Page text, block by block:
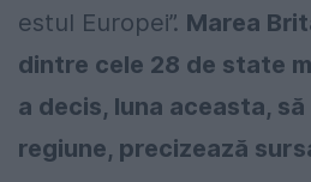
estul Europei”. Marea
dintre cele 28 de state
a decis, luna aceasta,
regiune, precizează